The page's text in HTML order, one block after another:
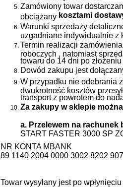
Zamówiony towar
obciążany kosztami
Warunki sprzedaży
uzgadniane indywidualnie z
Termin realizacji
roboczych , natomiast
towaru do 14 dni po
Dowód zakupu jest
W przypadku nie odebrania
dwukrotność kosztów
transport z powrotem do
Za zakupy w sklepie
a. Przelewem na rachunek
START FASTER 3000 SP
NR KONTA MBANK
89 1140 2004 0000 3002 8202
Towar wysyłany jest po